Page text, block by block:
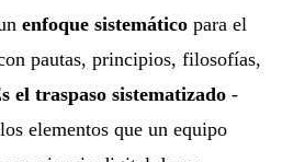
enfoque sistemático para el
pautas, principios, filosofías,
el traspaso sistematizado -
elementos que un equipo